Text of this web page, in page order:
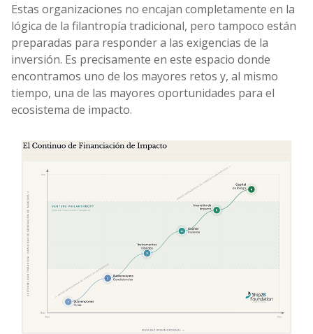
Estas organizaciones no encajan completamente en la
lógica de la filantropía tradicional, pero tampoco están
preparadas para responder a las exigencias de la
inversión. Es precisamente en este espacio donde
encontramos uno de los mayores retos y, al mismo
tiempo, una de las mayores oportunidades para el
ecosistema de impacto.